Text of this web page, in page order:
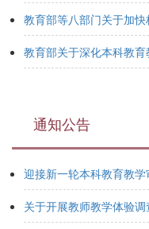
教育部等八部门关于加
教育部关于深化本科教
通知公告
迎接新一轮本科教育教
关于开展教师教学体验调